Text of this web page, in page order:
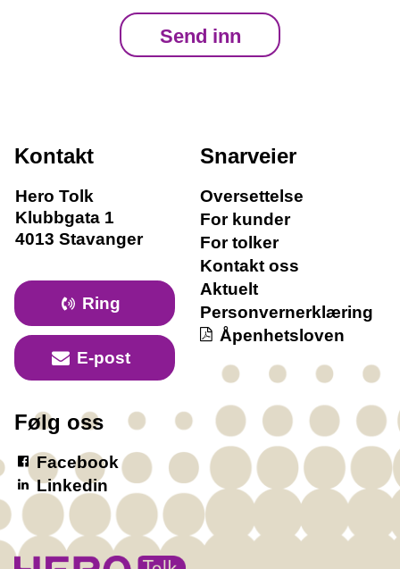
Kontakt
Hero Tolk
Klubbgata 1
4013 Stavanger
Ring
E-post
Snarveier
Oversettelse
For kunder
For tolker
Kontakt oss
Aktuelt
Personvernerklæring
Åpenhetsloven
Følg oss
Facebook
Linkedin